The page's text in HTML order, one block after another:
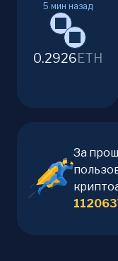
5 мин назад
0.2926ETH
За